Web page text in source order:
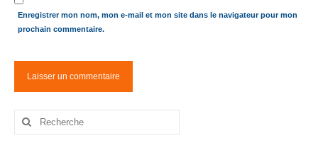
Enregistrer mon nom, mon e-mail et mon site dans le navigateur pour mon
prochain commentaire.
Rechercher